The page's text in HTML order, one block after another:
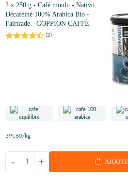
2 x 250 g - Café moulu - Nativo
Décaféiné 100% Arabica Bio -
Fairtrade - GOPPION CAFFÈ
(2)
39€60/kg
+
-